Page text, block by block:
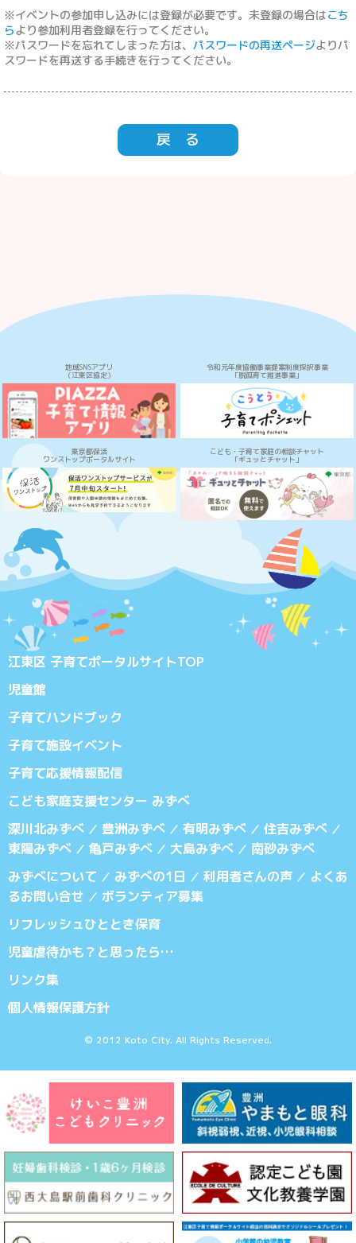
※イベントの参加申し込みには登録が必要です。未登録の場合はこち
らより参加利用者登録を行ってください。
※パスワードを忘れてしまった方は、 パスワードの再送ページよりパ
スワードを再送する手続きを行ってください。
戻 る
地域SNSアプリ
（江東区協定）
令和元年度協働事業提案制度採択事業
「脱孤育て推進事業」
東京都保活
ワンストップポータルサイト
こども・子育て家庭の相談チャット
「ギュッとチャット」
江東区 子育てポータルサイトTOP
児童館
子育てハンドブック
子育て施設イベント
子育て応援情報配信
こども家庭支援センター みずべ
深川北みずべ ／ 豊洲みずべ ／ 有明みずべ ／ 住吉みずべ ／
東陽みずべ ／ 亀戸みずべ ／ 大島みずべ ／ 南砂みずべ
みずべについて ／ みずべの1日 ／ 利用者さんの声 ／ よくあ
るお問い合せ ／ ボランティア募集
リフレッシュひととき保育
児童虐待かも？と思ったら…
リンク集
個人情報保護方針
© 2012 Koto City. All Rights Reserved.